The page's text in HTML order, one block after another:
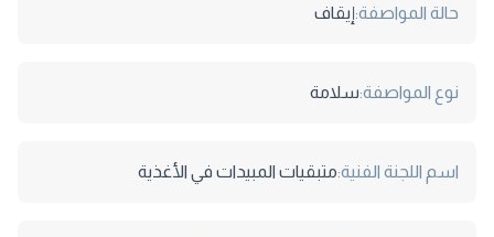
حالة المواصفة:إيقاف
نوع المواصفة:سلامة
اسم اللجنة الفنية:متبقيات المبيدات في الأغذية